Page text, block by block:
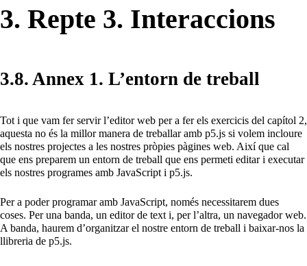
3. Repte 3. Interaccions
3.8. Annex 1. L’entorn de treball
Tot i que vam fer servir l’editor web per a fer els exercicis del capítol 2,
aquesta no és la millor manera de treballar amb p5.js si volem incloure
els nostres projectes a les nostres pròpies pàgines web. Així que cal
que ens preparem un entorn de treball que ens permeti editar i executar
els nostres programes amb JavaScript i p5.js.
Per a poder programar amb JavaScript, només necessitarem dues
coses. Per una banda, un editor de text i, per l’altra, un navegador web.
A banda, haurem d’organitzar el nostre entorn de treball i baixar-nos la
llibreria de p5.js.